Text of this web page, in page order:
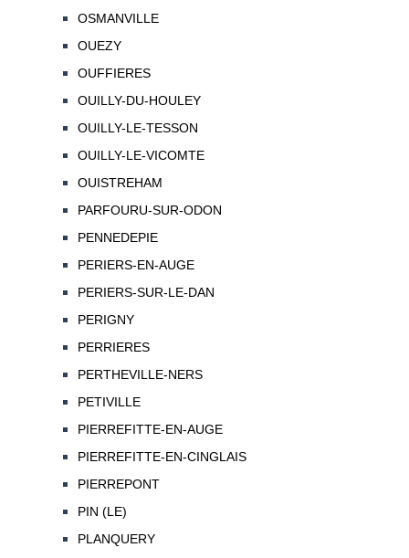
OSMANVILLE
OUEZY
OUFFIERES
OUILLY-DU-HOULEY
OUILLY-LE-TESSON
OUILLY-LE-VICOMTE
OUISTREHAM
PARFOURU-SUR-ODON
PENNEDEPIE
PERIERS-EN-AUGE
PERIERS-SUR-LE-DAN
PERIGNY
PERRIERES
PERTHEVILLE-NERS
PETIVILLE
PIERREFITTE-EN-AUGE
PIERREFITTE-EN-CINGLAIS
PIERREPONT
PIN (LE)
PLANQUERY